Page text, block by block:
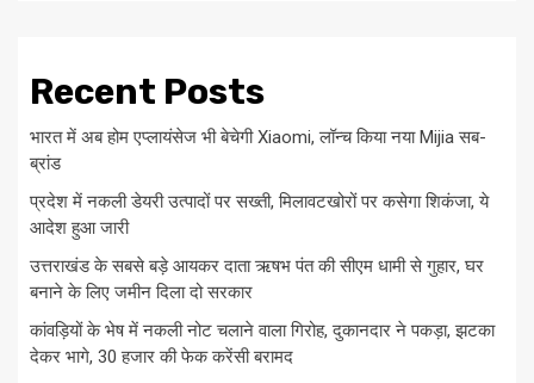
Recent Posts
भारत में अब होम एप्लायंसेज भी बेचेगी Xiaomi, लॉन्च किया नया Mijia सब-
ब्रांड
प्रदेश में नकली डेयरी उत्पादों पर सख्ती, मिलावटखोरों पर कसेगा शिकंजा, ये
आदेश हुआ जारी
उत्तराखंड के सबसे बड़े आयकर दाता ऋषभ पंत की सीएम धामी से गुहार, घर
बनाने के लिए जमीन दिला दो सरकार
कांवड़ियों के भेष में नकली नोट चलाने वाला गिरोह, दुकानदार ने पकड़ा, झटका
देकर भागे, 30 हजार की फेक करेंसी बरामद